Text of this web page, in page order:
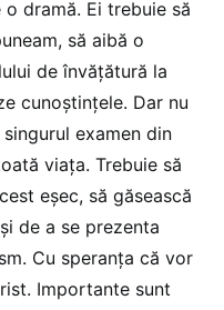
o dramă. Ei trebuie să
să aibă o
de învățătură la
cunoștințele. Dar nu
examen din
viața. Trebuie să
eșec, să găsească
de a se prezenta
Cu speranța că vor
Importante sunt